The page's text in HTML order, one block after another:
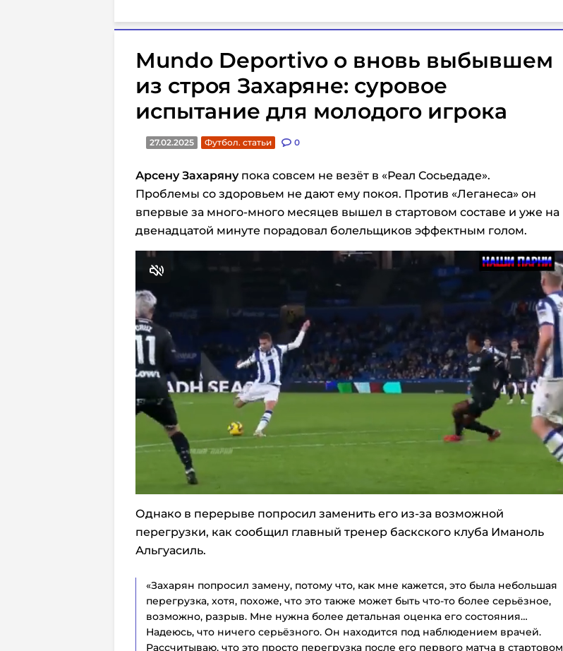
Mundo Deportivo о вновь выбывшем
из строя Захаряне: суровое
испытание для молодого игрока
27.02.2025 Футбол. статьи 0
Арсену Захарянупока совсем не везёт в «Реал Сосьедаде».
Проблемы со здоровьем не дают ему покоя. Против «Леганеса» он
впервые за много-много месяцев вышел в стартовом составе и уже на
двенадцатой минуте порадовал болельщиков эффектным голом.
Однако в перерыве попросил заменить его из-за возможной
перегрузки, как сообщил главный тренер баскского клуба Иманоль
Альгуасиль.
«Захарян попросил замену, потому что, как мне кажется, это была небольшая
перегрузка, хотя, похоже, что это также может быть что-то более серьёзное,
возможно, разрыв. Мне нужна более детальная оценка его состояния…
Надеюсь, что ничего серьёзного. Он находится под наблюдением врачей.
Рассчитываю, что это просто перегрузка после его первого матча в стартовом